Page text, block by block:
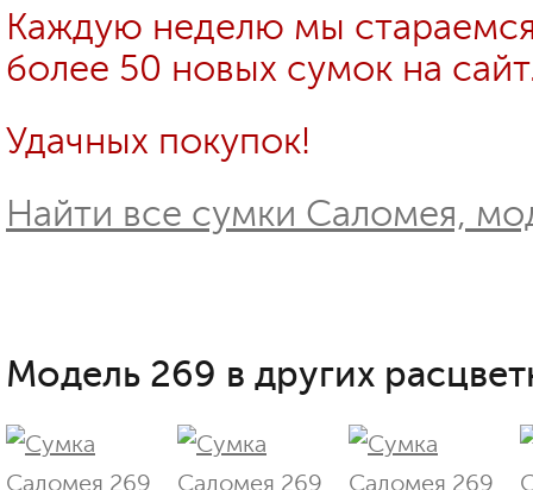
Каждую неделю мы
более 50 новых сумок на
Удачных покупок!
Найти все сумки Саломея,
Модель 269 в других